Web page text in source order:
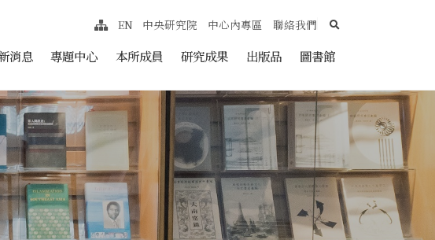
塊/Main Content
消息 專題中心 本所成員 研究成果 出版品 圖書館
網站導覽
EN 中央研究院 中心內專區 聯絡我們 search